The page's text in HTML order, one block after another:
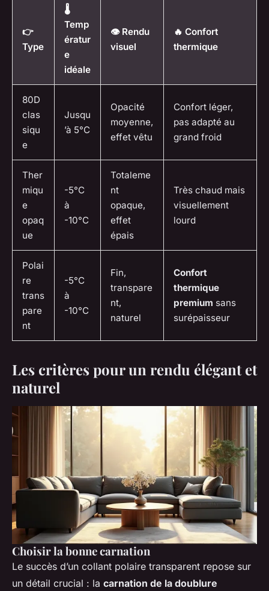
👉
Type
🌡️
Temp
ératur
e
idéale
👁️ Rendu
visuel
🔥 Confort
thermique
80D
clas
siqu
e
Jusqu
’à 5°C
Opacité
moyenne,
effet vêtu
Confort léger,
pas adapté au
grand froid
Ther
miqu
e
opaq
ue
-5°C
à
-10°C
Totaleme
nt
opaque,
effet
épais
Très chaud mais
visuellement
lourd
Polai
re
trans
pare
nt
-5°C
à
-10°C
Fin,
transpare
nt,
naturel
Confort
thermique
premium sans
surépaisseur
Les critères pour un rendu élégant et
naturel
Choisir la bonne carnation
Le succès d’un collant polaire transparent repose sur
un détail crucial : la carnation de la doublure